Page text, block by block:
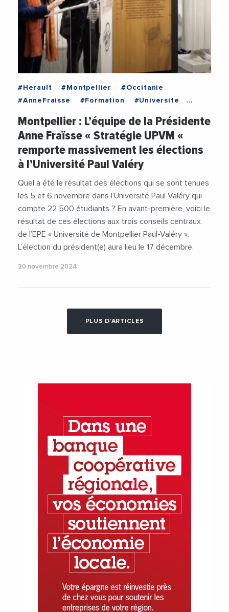
#Herault #Montpellier
#Occitanie
#AnneFraisse
#Formation
#Universite
Montpellier : L’équipe de la Présidente
Anne Fraïsse « Stratégie UPVM «
remporte massivement les élections
à l’Université Paul Valéry
Quel a été le résultat des élections qui se sont tenues
les 5 et 6 novembre dans l’Université Paul Valéry qui
compte 22 500 étudiants ? En avant-première, voici le
résultat de ces élections aux trois conseils centraux
de l’EPE « Université de Montpellier Paul-Valéry ».
L’élection du président(e) aura lieu le 17 décembre.
20 novembre 2024
PLUS D'ARTICLES